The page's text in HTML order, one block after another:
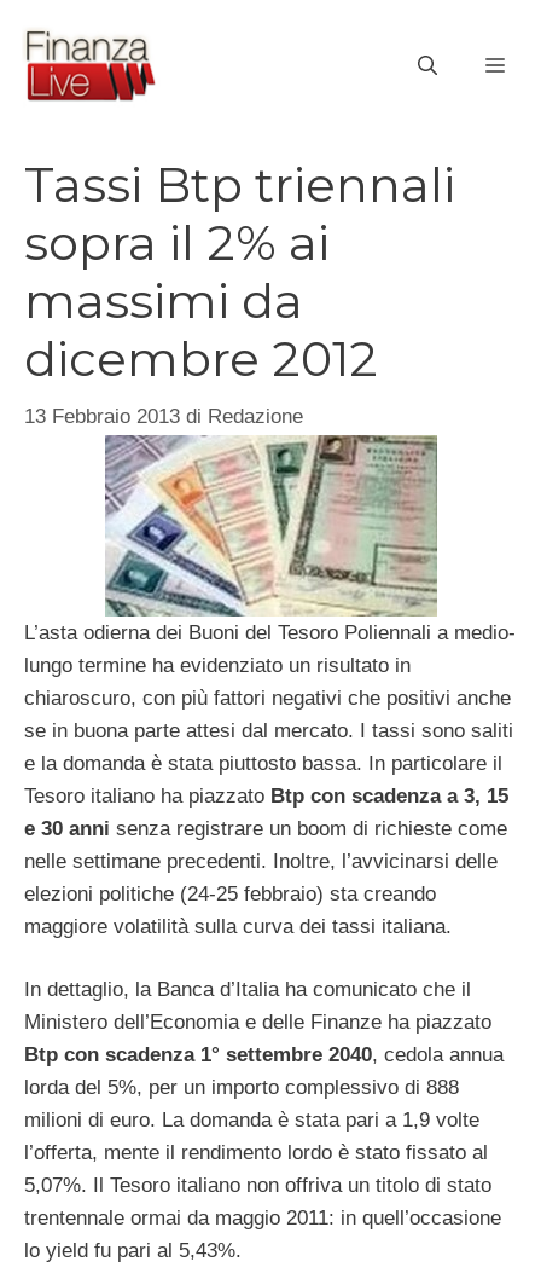
contenuto
Tassi Btp triennali
sopra il 2% ai
massimi da
dicembre 2012
13 Febbraio 2013 di Redazione
L’asta odierna dei Buoni del Tesoro Poliennali a medio-
lungo termine ha evidenziato un risultato in
chiaroscuro, con più fattori negativi che positivi anche
se in buona parte attesi dal mercato. I tassi sono saliti
e la domanda è stata piuttosto bassa. In particolare il
Tesoro italiano ha piazzato Btp con scadenza a 3, 15
e 30 anni senza registrare un boom di richieste come
nelle settimane precedenti. Inoltre, l’avvicinarsi delle
elezioni politiche (24-25 febbraio) sta creando
maggiore volatilità sulla curva dei tassi italiana.
In dettaglio, la Banca d’Italia ha comunicato che il
Ministero dell’Economia e delle Finanze ha piazzato
Btp con scadenza 1° settembre 2040, cedola annua
lorda del 5%, per un importo complessivo di 888
milioni di euro. La domanda è stata pari a 1,9 volte
l’offerta, mente il rendimento lordo è stato fissato al
5,07%. Il Tesoro italiano non offriva un titolo di stato
trentennale ormai da maggio 2011: in quell’occasione
lo yield fu pari al 5,43%.